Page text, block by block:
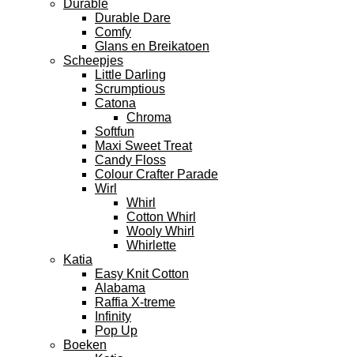
Durable
Durable Dare
Comfy
Glans en Breikatoen
Scheepjes
Little Darling
Scrumptious
Catona
Chroma
Softfun
Maxi Sweet Treat
Candy Floss
Colour Crafter Parade
Wirl
Whirl
Cotton Whirl
Wooly Whirl
Whirlette
Katia
Easy Knit Cotton
Alabama
Raffia X-treme
Infinity
Pop Up
Boeken